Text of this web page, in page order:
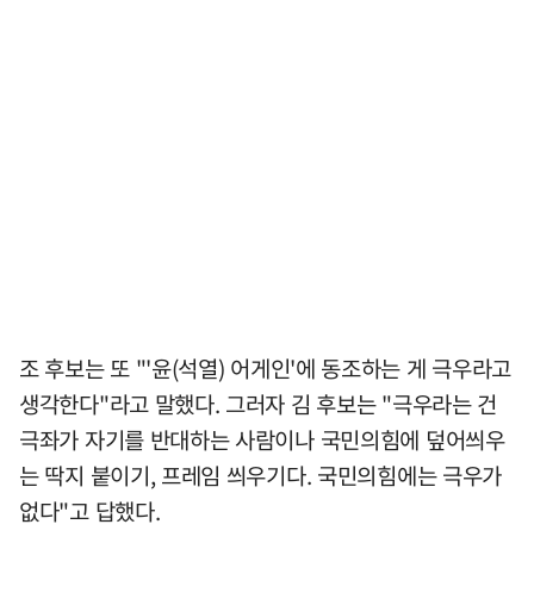
조 후보는 또 "'윤(석열) 어게인'에 동조하는 게 극우라고
생각한다"라고 말했다. 그러자 김 후보는 "극우라는 건
극좌가 자기를 반대하는 사람이나 국민의힘에 덮어씌우
는 딱지 붙이기, 프레임 씌우기다. 국민의힘에는 극우가
없다"고 답했다.